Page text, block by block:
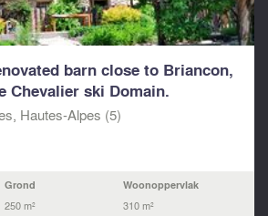
barn close to Briancon,
Chevalier ski Domain.
Hautes-Alpes (5)
Grond
250 m²
Woonoppervlak
310 m²